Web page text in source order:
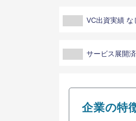
VC出資実績 な
サービス展開
企業の特